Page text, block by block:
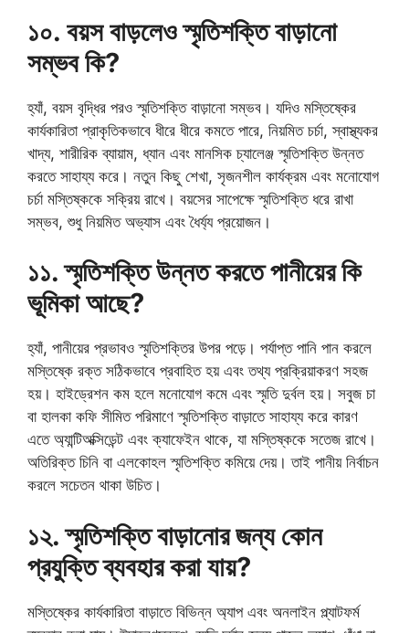
১০. বয়স বাড়লেও স্মৃতিশক্তি বাড়ানো
সম্ভব কি?
হ্যাঁ, বয়স বৃদ্ধির পরও স্মৃতিশক্তি বাড়ানো সম্ভব। যদিও মস্তিষ্কের
কার্যকারিতা প্রাকৃতিকভাবে ধীরে ধীরে কমতে পারে, নিয়মিত চর্চা, স্বাস্থ্যকর
খাদ্য, শারীরিক ব্যায়াম, ধ্যান এবং মানসিক চ্যালেঞ্জ স্মৃতিশক্তি উন্নত
করতে সাহায্য করে। নতুন কিছু শেখা, সৃজনশীল কার্যক্রম এবং মনোযোগ
চর্চা মস্তিষ্ককে সক্রিয় রাখে। বয়সের সাপেক্ষে স্মৃতিশক্তি ধরে রাখা
সম্ভব, শুধু নিয়মিত অভ্যাস এবং ধৈর্য্য প্রয়োজন।
১১. স্মৃতিশক্তি উন্নত করতে পানীয়ের কি
ভূমিকা আছে?
হ্যাঁ, পানীয়ের প্রভাবও স্মৃতিশক্তির উপর পড়ে। পর্যাপ্ত পানি পান করলে
মস্তিষ্কে রক্ত সঠিকভাবে প্রবাহিত হয় এবং তথ্য প্রক্রিয়াকরণ সহজ
হয়। হাইড্রেশন কম হলে মনোযোগ কমে এবং স্মৃতি দুর্বল হয়। সবুজ চা
বা হালকা কফি সীমিত পরিমাণে স্মৃতিশক্তি বাড়াতে সাহায্য করে কারণ
এতে অ্যান্টিঅক্সিডেন্ট এবং ক্যাফেইন থাকে, যা মস্তিষ্ককে সতেজ রাখে।
অতিরিক্ত চিনি বা এলকোহল স্মৃতিশক্তি কমিয়ে দেয়। তাই পানীয় নির্বাচন
করলে সচেতন থাকা উচিত।
১২. স্মৃতিশক্তি বাড়ানোর জন্য কোন
প্রযুক্তি ব্যবহার করা যায়?
মস্তিষ্কের কার্যকারিতা বাড়াতে বিভিন্ন অ্যাপ এবং অনলাইন প্ল্যাটফর্ম